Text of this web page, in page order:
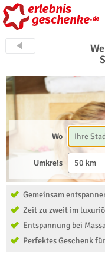
Wo
Umkreis 50 km
Gemeinsam
Zeit zu zweit im
Entspannung bei
Perfektes Geschenk